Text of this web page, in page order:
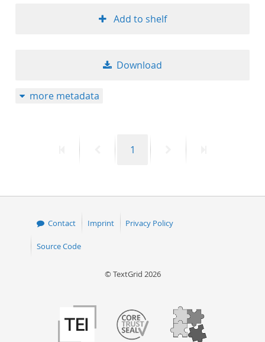
Add to shelf
Download
more metadata
PreviousPage
1
Contact Imprint Privacy Policy
Source Code
© TextGrid 2026